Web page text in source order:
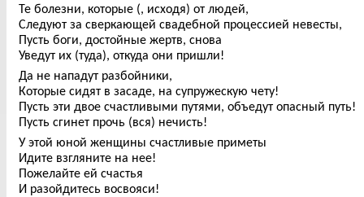
Те болезни, которые (, исходя) от людей,
Следуют за сверкающей свадебной процессией невесты,
Пусть боги, достойные жертв, снова
Уведут их (туда), откуда они пришли!
Да не нападут разбойники,
Которые сидят в засаде, на супружескую чету!
Пусть эти двое счастливыми путями, объедут опасный путь!
Пусть сгинет прочь (вся) нечисть!
У этой юной женщины счастливые приметы
Идите взгляните на нее!
Пожелайте ей счастья
И разойдитесь восвояси!